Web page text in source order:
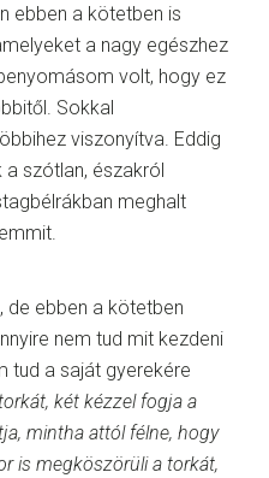
ebben a kötetben is
a nagy egészhez
volt, hogy ez
Sokkal
viszonyítva. Eddig
szótlan, északról
meghalt
de ebben a kötetben
nem tud mit kezdeni
tud a saját gyerekére
két kézzel fogja a
mintha attól félne, hogy
is megköszörüli a torkát,